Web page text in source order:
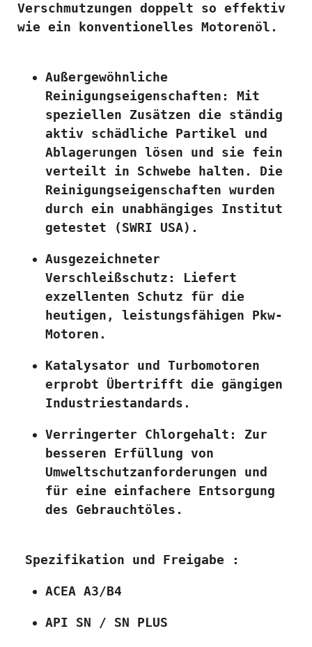
Verschmutzungen doppelt so effektiv
wie ein konventionelles Motorenöl.
Außergewöhnliche
Reinigungseigenschaften: Mit
speziellen Zusätzen die ständig
aktiv schädliche Partikel und
Ablagerungen lösen und sie fein
verteilt in Schwebe halten. Die
Reinigungseigenschaften wurden
durch ein unabhängiges Institut
getestet (SWRI USA).
Ausgezeichneter
Verschleißschutz: Liefert
exzellenten Schutz für die
heutigen, leistungsfähigen Pkw-
Motoren.
Katalysator und Turbomotoren
erprobt Übertrifft die gängigen
Industriestandards.
Verringerter Chlorgehalt: Zur
besseren Erfüllung von
Umweltschutzanforderungen und
für eine einfachere Entsorgung
des Gebrauchtöles.
Spezifikation und Freigabe :
ACEA A3/B4
API SN / SN PLUS